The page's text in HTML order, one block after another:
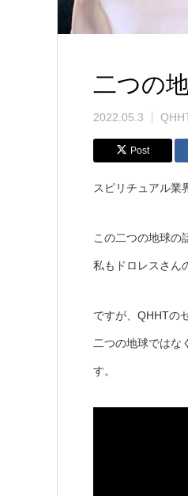
二つの
2022.05.3
Post
スピリチュアル業
この二つの地球の
私もドロレスさん
ですが、QHHTの
二つの地球ではな
す。